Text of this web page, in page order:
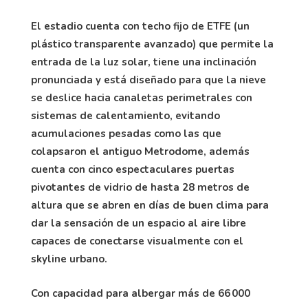
El estadio cuenta con techo fijo de ETFE (un
plástico transparente avanzado) que permite la
entrada de la luz solar, tiene una inclinación
pronunciada y está diseñado para que la nieve
se deslice hacia canaletas perimetrales con
sistemas de calentamiento, evitando
acumulaciones pesadas como las que
colapsaron el antiguo Metrodome, además
cuenta con cinco espectaculares puertas
pivotantes de vidrio de hasta 28 metros de
altura que se abren en días de buen clima para
dar la sensación de un espacio al aire libre
capaces de conectarse visualmente con el
skyline urbano.
Con capacidad para albergar más de 66 000